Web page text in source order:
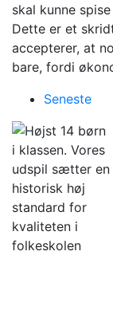
skal kunne
Dette er et
accepterer, at
bare, fordi
Seneste